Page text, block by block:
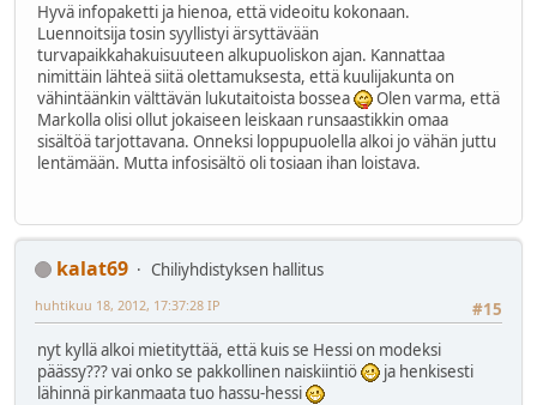
Hyvä infopaketti ja hienoa, että videoitu kokonaan.
Luennoitsija tosin syyllistyi ärsyttävään
turvapaikkahakuisuuteen alkupuoliskon ajan. Kannattaa
nimittäin lähteä siitä olettamuksesta, että kuulijakunta on
vähintäänkin välttävän lukutaitoista bossea
Olen varma, että
Markolla olisi ollut jokaiseen leiskaan runsaastikkin omaa
sisältöä tarjottavana. Onneksi loppupuolella alkoi jo vähän juttu
lentämään. Mutta infosisältö oli tosiaan ihan loistava.
kalat69
Chiliyhdistyksen hallitus
#15
huhtikuu 18, 2012, 17:37:28 IP
nyt kyllä alkoi mietityttää, että kuis se Hessi on modeksi
päässy??? vai onko se pakkollinen naiskiintiö
ja henkisesti
lähinnä pirkanmaata tuo hassu-hessi